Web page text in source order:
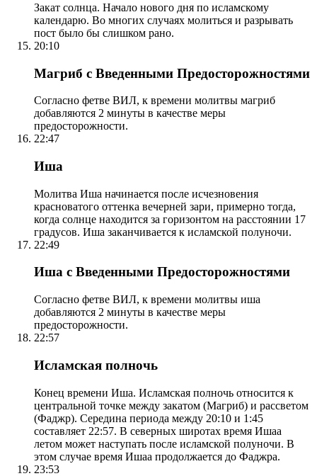
Закат солнца. Начало нового дня по исламскому
календарю. Во многих случаях молиться и разрывать
пост было бы слишком рано.
20:10
Магриб с Введенными Предосторожностями
Согласно фетве ВИЛ, к времени молитвы магриб
добавляются 2 минуты в качестве меры
предосторожности.
22:47
Иша
Молитва Иша начинается после исчезновения
красноватого оттенка вечерней зари, примерно тогда,
когда солнце находится за горизонтом на расстоянии 17
градусов. Иша заканчивается к исламской полуночи.
22:49
Иша с Введенными Предосторожностями
Согласно фетве ВИЛ, к времени молитвы иша
добавляются 2 минуты в качестве меры
предосторожности.
22:57
Исламская полночь
Конец времени Иша. Исламская полночь относится к
центральной точке между закатом (Магриб) и рассветом
(Фаджр). Середина периода между 20:10 и 1:45
составляет 22:57. В северных широтах время Ишаа
летом может наступать после исламской полуночи. В
этом случае время Ишаа продолжается до Фаджра.
23:53